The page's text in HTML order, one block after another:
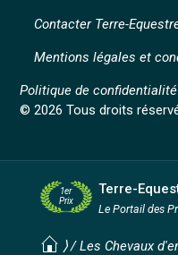
Mentions légales et
Politique de confidentialité
© 2026 Tous droits
Contacter Terre-
1er
Prix
Terre-
Le Portail des
⟩ /Les Chevaux